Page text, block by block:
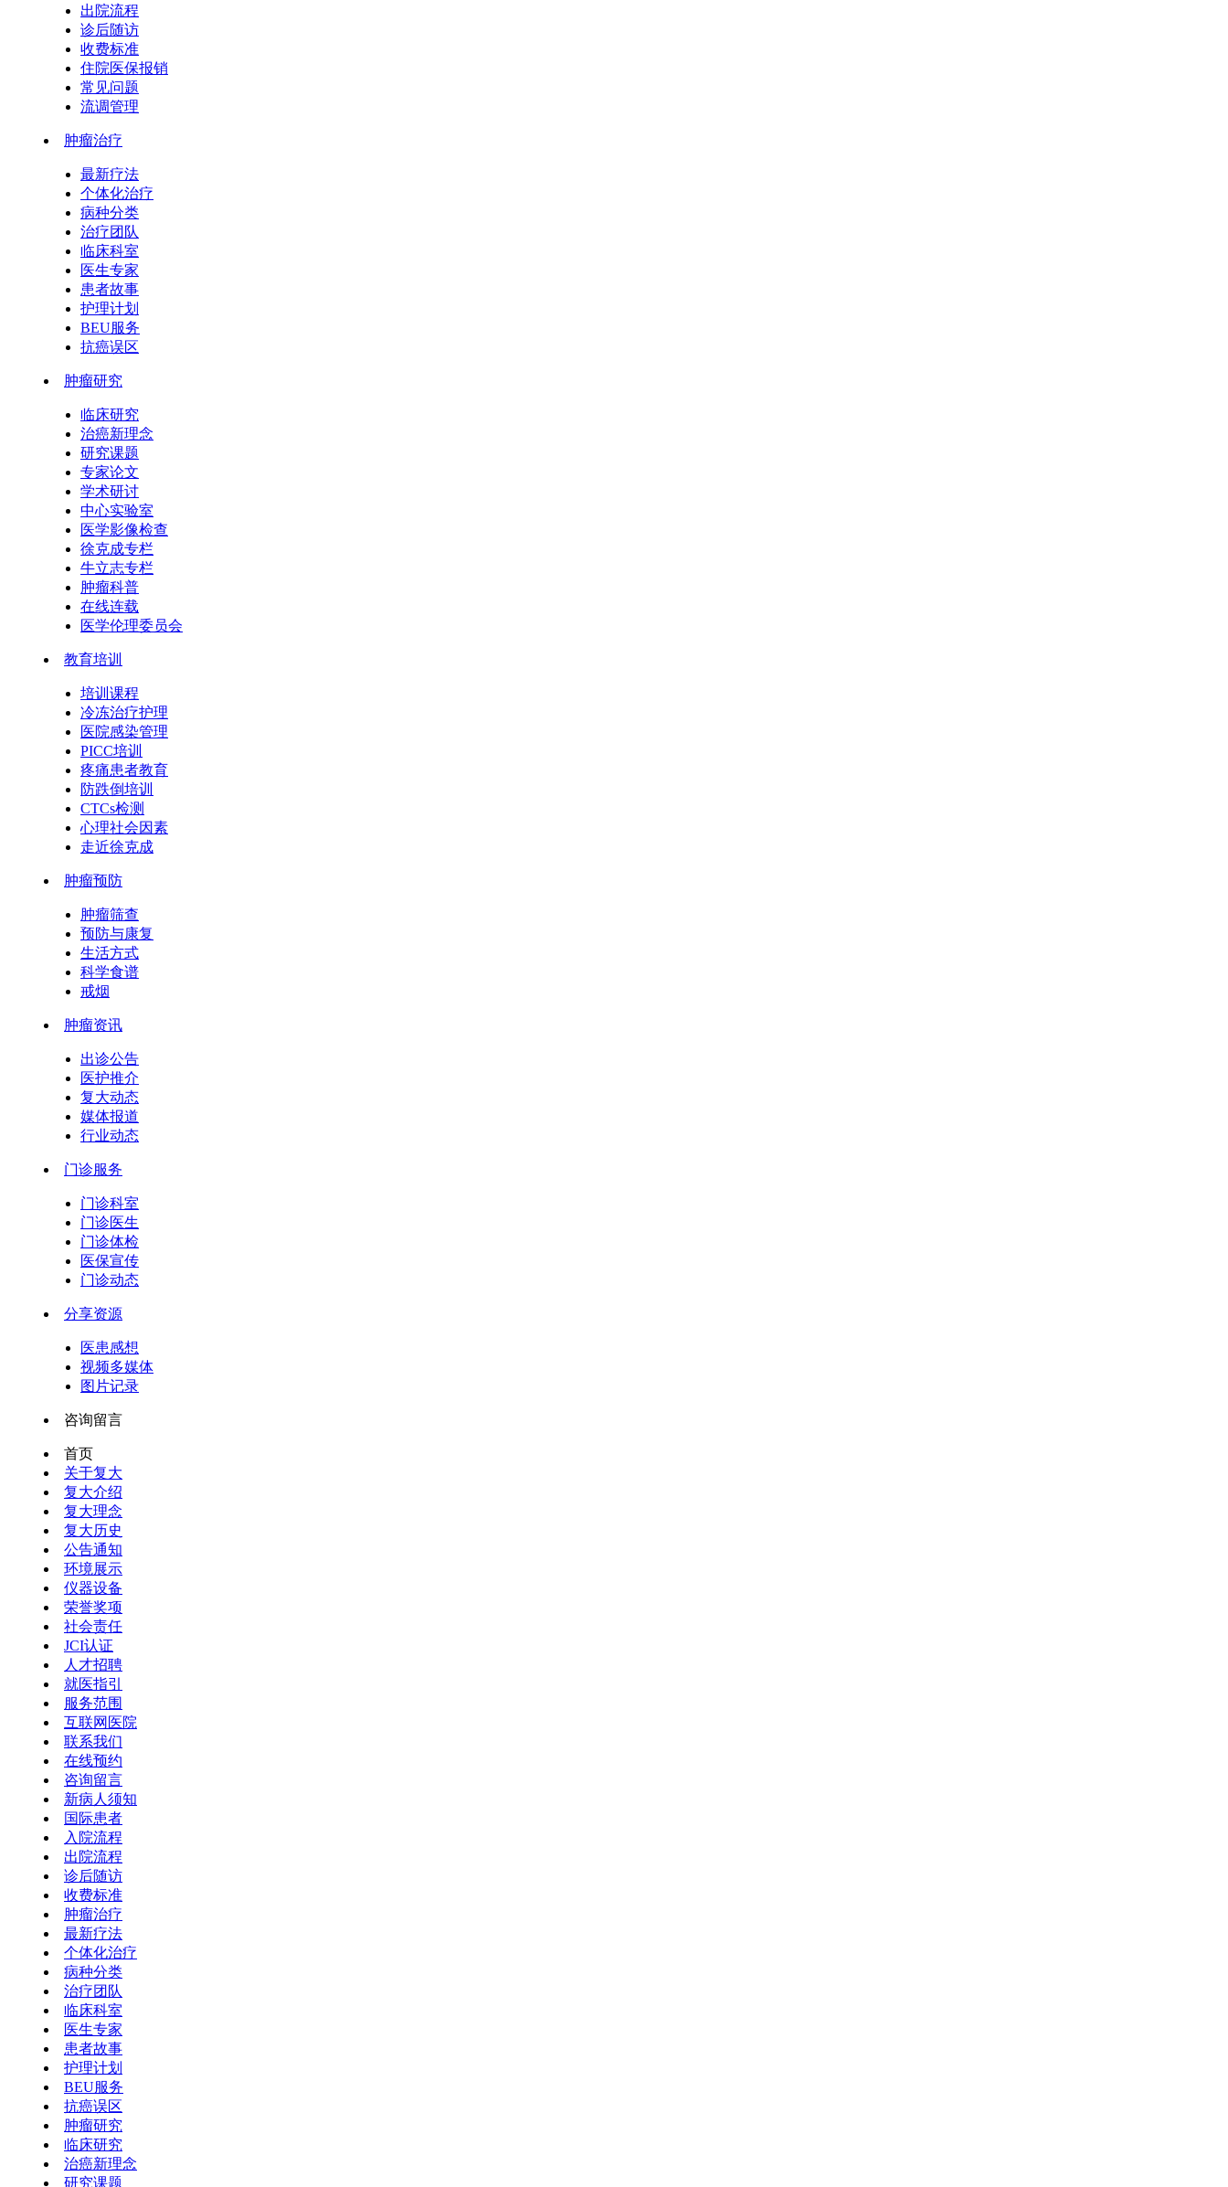
出院流程
诊后随访
收费标准
住院医保报销
常见问题
流调管理
肿瘤治疗
最新疗法
个体化治疗
病种分类
治疗团队
临床科室
医生专家
患者故事
护理计划
BEU服务
抗癌误区
肿瘤研究
临床研究
治癌新理念
研究课题
专家论文
学术研讨
中心实验室
医学影像检查
徐克成专栏
牛立志专栏
肿瘤科普
在线连载
医学伦理委员会
教育培训
培训课程
冷冻治疗护理
医院感染管理
PICC培训
疼痛患者教育
防跌倒培训
CTCs检测
心理社会因素
走近徐克成
肿瘤预防
肿瘤筛查
预防与康复
生活方式
科学食谱
戒烟
肿瘤资讯
出诊公告
医护推介
复大动态
媒体报道
行业动态
门诊服务
门诊科室
门诊医生
门诊体检
医保宣传
门诊动态
分享资源
医患感想
视频多媒体
图片记录
咨询留言
首页
关于复大
复大介绍
复大理念
复大历史
公告通知
环境展示
仪器设备
荣誉奖项
社会责任
JCI认证
人才招聘
就医指引
服务范围
互联网医院
联系我们
在线预约
咨询留言
新病人须知
国际患者
入院流程
出院流程
诊后随访
收费标准
肿瘤治疗
最新疗法
个体化治疗
病种分类
治疗团队
临床科室
医生专家
患者故事
护理计划
BEU服务
抗癌误区
肿瘤研究
临床研究
治癌新理念
研究课题